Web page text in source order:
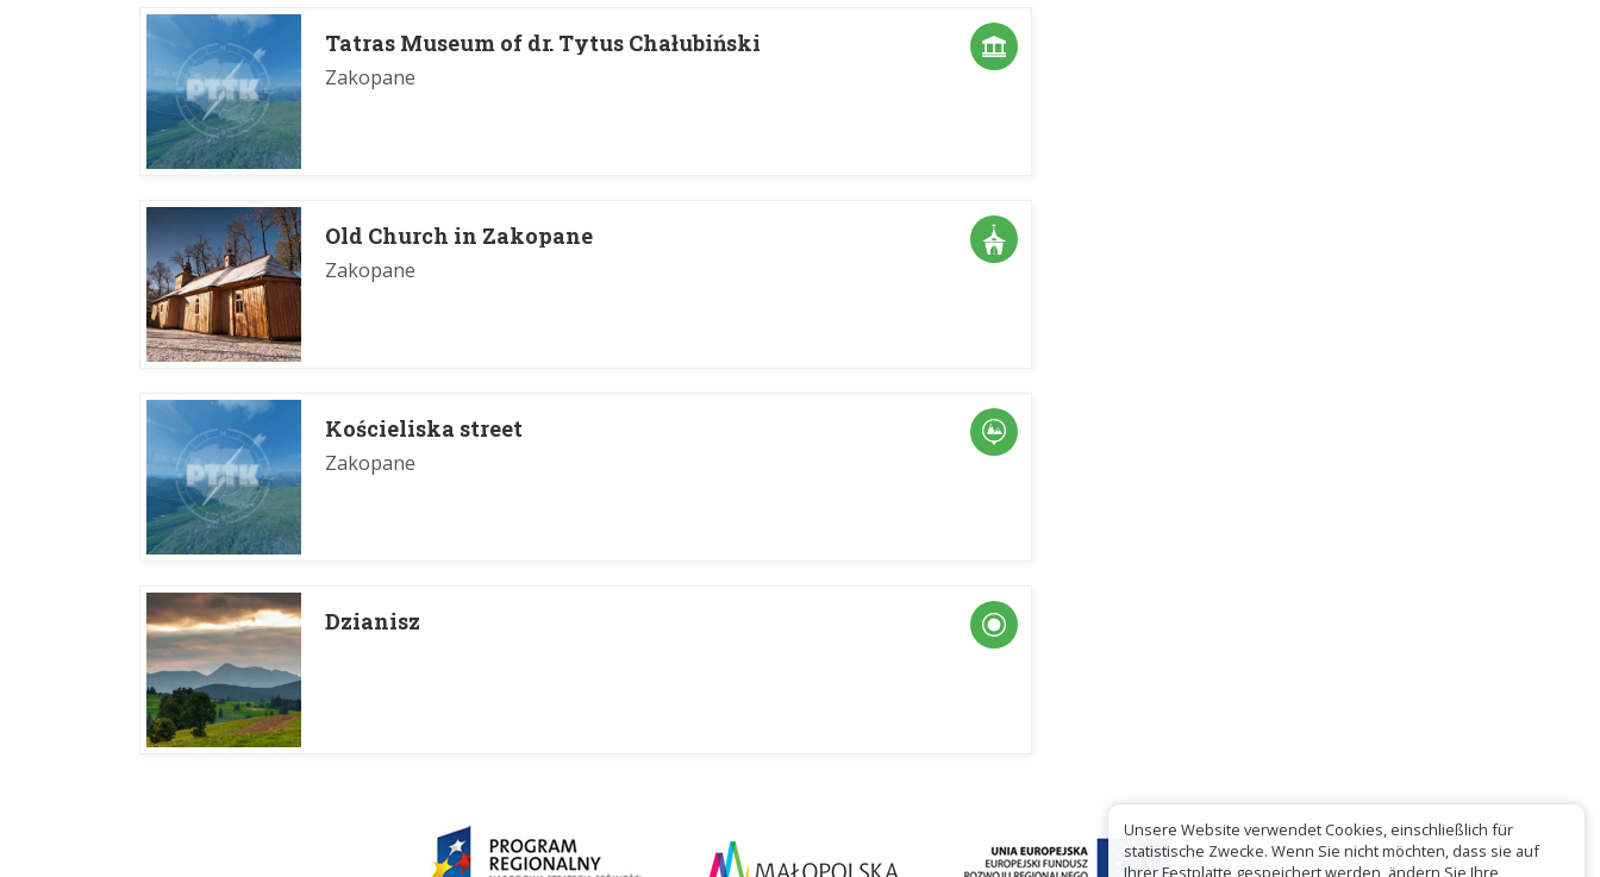
Tatras Museum of dr. Tytus Chałubiński
Zakopane
Old Church in Zakopane
Zakopane
Kościeliska street
Zakopane
Dzianisz
Unsere Website verwendet Cookies, einschließlich für
statistische Zwecke. Wenn Sie nicht möchten, dass sie auf